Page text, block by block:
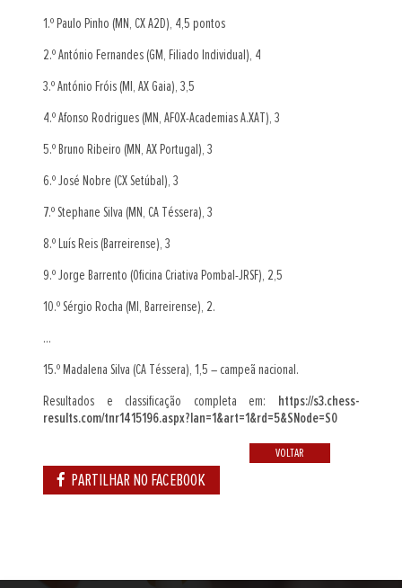
1.º Paulo Pinho (MN, CX A2D), 4,5 pontos
2.º António Fernandes (GM, Filiado Individual), 4
3.º António Fróis (MI, AX Gaia), 3,5
4.º Afonso Rodrigues (MN, AFOX-Academias A.XAT), 3
5.º Bruno Ribeiro (MN, AX Portugal), 3
6.º José Nobre (CX Setúbal), 3
7.º Stephane Silva (MN, CA Téssera), 3
8.º Luís Reis (Barreirense), 3
9.º Jorge Barrento (Oficina Criativa Pombal-JRSF), 2,5
10.º Sérgio Rocha (MI, Barreirense), 2.
...
15.º Madalena Silva (CA Téssera), 1,5 – campeã nacional.
Resultados e classificação completa em: https://s3.chess-
results.com/tnr1415196.aspx?lan=1&art=1&rd=5&SNode=S0
VOLTAR
PARTILHAR NO FACEBOOK